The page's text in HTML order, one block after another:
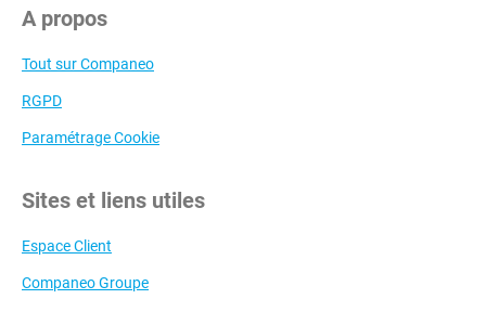
A propos
Tout sur Companeo
RGPD
Paramétrage Cookie
Sites et liens utiles
Espace Client
Companeo Groupe